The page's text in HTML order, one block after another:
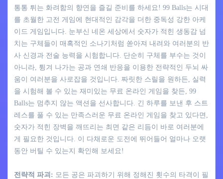
통통 튀는 화려함의 향연을 즐길 준비를 하세요! 99 Balls는 시대
를 초월한 고전 게임에 현대적인 감각을 더한 중독성 강한 아케
이드 게임입니다. 눈부신 네온 세상에서 숫자가 적힌 생동감 넘
치는 구체들이 매혹적인 소나기처럼 쏟아져 내려와 여러분의 반
사 신경과 전술 능력을 시험합니다. 단순히 구체를 부수는 것이
아니라, 튕겨 나가는 공과 연쇄 반응을 이용한 전략적인 두뇌 싸
움이 여러분을 사로잡을 것입니다. 짜릿한 스릴을 원하든, 실력
을 시험해 볼 수 있는 재미있는 무료 온라인 게임을 찾든, 99
Balls는 멈추지 않는 액션을 선사합니다. 긴 하루를 보낸 후 스트
레스를 풀 수 있는 만족스러운 무료 온라인 게임을 찾고 있다면,
숫자가 적힌 장벽을 깨뜨리는 최면 같은 리듬이 바로 여러분에
게 필요한 것입니다. 이 다채로운 도전에 뛰어들어 얼마나 오랫
동안 버틸 수 있는지 확인해 보세요!
전략적 파괴: 모든 공은 파괴하기 위해 정해진 횟수의 타격이 필